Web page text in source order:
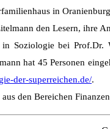
in
den Lesern, ihre
Soziologie bei
hat 45 Personen
der-superreichen.de/.
den Bereichen